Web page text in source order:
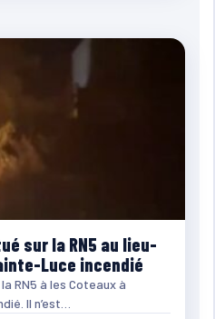
sur la RN5 au lieu-
Luce incendié
RN5 à les Coteaux à
Il n’est…